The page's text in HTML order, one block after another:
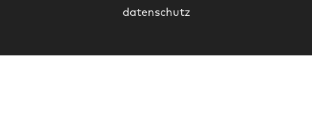
datenschutz